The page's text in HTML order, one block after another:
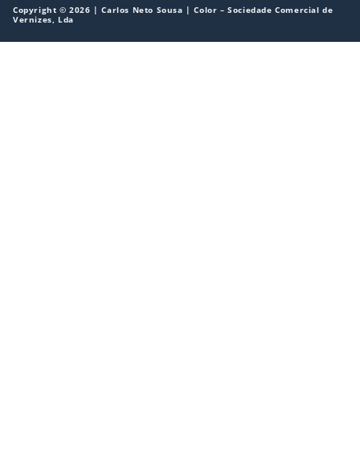
Copyright © 2026 | Carlos Neto Sousa | Color – Sociedade Comercial de
Vernizes, Lda